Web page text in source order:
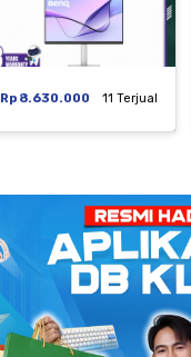
Rp 8.630.000 11 Terjual